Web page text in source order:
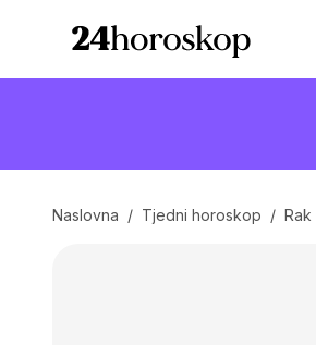
Naslovna / Tjedni horoskop / Rak